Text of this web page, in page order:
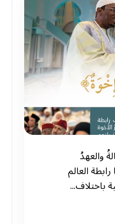
والعهدُ
العالم
باختلاف...